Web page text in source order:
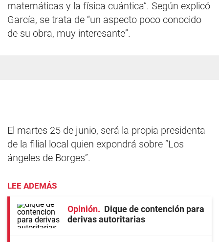
matemáticas y la física cuántica”. Según explicó
García, se trata de “un aspecto poco conocido
de su obra, muy interesante”.
El martes 25 de junio, será la propia presidenta
de la filial local quien expondrá sobre “Los
ángeles de Borges”.
LEE ADEMÁS
Opinión
Dique de contención para
derivas autoritarias